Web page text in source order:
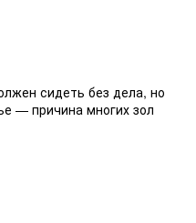
сидеть без дела, но
— причина многих зол